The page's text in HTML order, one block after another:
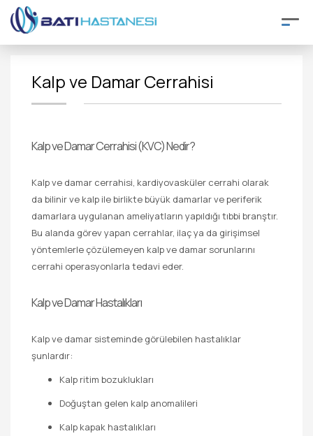
Kalp ve Damar Cerrahisi
Kalp ve Damar Cerrahisi (KVC) Nedir?
Kalp ve damar cerrahisi, kardiyovasküler cerrahi olarak
da bilinir ve kalp ile birlikte büyük damarlar ve periferik
damarlara uygulanan ameliyatların yapıldığı tıbbi branştır.
Bu alanda görev yapan cerrahlar, ilaç ya da girişimsel
yöntemlerle çözülemeyen kalp ve damar sorunlarını
cerrahi operasyonlarla tedavi eder.
Kalp ve Damar Hastalıkları
Kalp ve damar sisteminde görülebilen hastalıklar
şunlardır:
Kalp ritim bozuklukları
Doğuştan gelen kalp anomalileri
Kalp kapak hastalıkları